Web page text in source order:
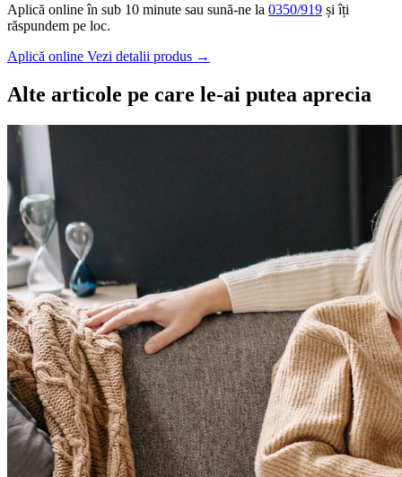
Aplică online în sub 10 minute sau sună-ne la 0350/919 și îți
răspundem pe loc.
Aplică online Vezi detalii produs →
Alte articole pe care le-ai putea aprecia